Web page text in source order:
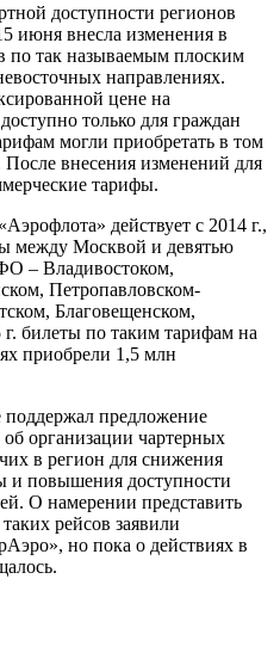
доступности регионов
июня внесла изменения в
по так называемым плоским
направлениях.
цене на
только для граждан
могли приобретать в том
внесения изменений для
тарифы.
действует с 2014 г.,
между Москвой и девятью
– Владивостоком,
Петропавловском-
Благовещенском,
билеты по таким тарифам на
приобрели 1,5 млн
предложение
организации чартерных
в регион для снижения
и повышения доступности
О намерении представить
рейсов заявили
но пока о действиях в